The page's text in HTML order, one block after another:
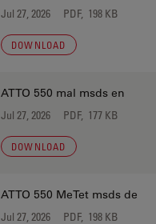
Jul 27, 2026 PDF, 198 KB
DOWNLOAD
ATTO 550 mal msds en
Jul 27, 2026 PDF, 177 KB
DOWNLOAD
ATTO 550 MeTet msds de
Jul 27, 2026 PDF, 198 KB